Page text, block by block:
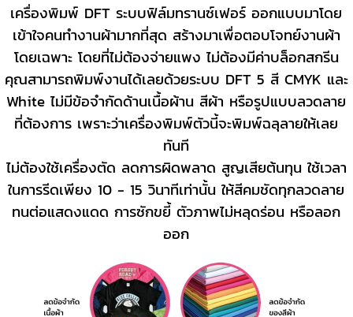
เครื่องพิมพ์ DFT ระบบฟิล์มทรานซ์เฟอร์ ออกแบบมาโดย
เข้าใจคนทำงานผ้ามากที่สุด สร้างมาเพื่อตอบโจทย์งานผ้า
โดยเฉพาะ โดยที่ไม่ต้องจ่ายแพง ไม่ต้องมีค่าบล็อกสกรีน
คุณสามารถพิมพ์งานได้เลยด้วยระบบ DFT 5 สี CMYK และ
White ไม่มีข้อจำกัดด้านเนื้อผ้าน สีผ้า หรือรูปแบบลวดลาย
ที่ต้องการ เพราะว่าเครื่องพิมพ์ตัวนี้จะพิมพ์ฉลุลายให้เลย
ทันที
ไม่ต้องใช้เครื่องตัด ลดการผิดพลาด สูญเสียต้นทุน ใช้เวลา
ในการรีดเพียง 10 - 15 วินาทีเท่านั้น ให้สีคมชัดทุกลวดลาย
ทนต่อแสดงแดด การซักขยี้ ตัวภาพไม่หลุดร่อน หรือลอก
ออก